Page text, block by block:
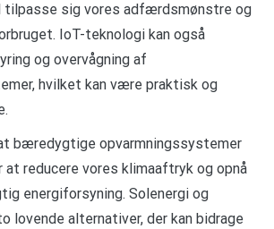
tilpasse sig vores adfærdsmønstre og
IoT-teknologi kan også
og overvågning af
hvilket kan være praktisk og
bæredygtige opvarmningssystemer
at reducere vores klimaaftryk og opnå
energiforsyning. Solenergi og
lovende alternativer, der kan bidrage